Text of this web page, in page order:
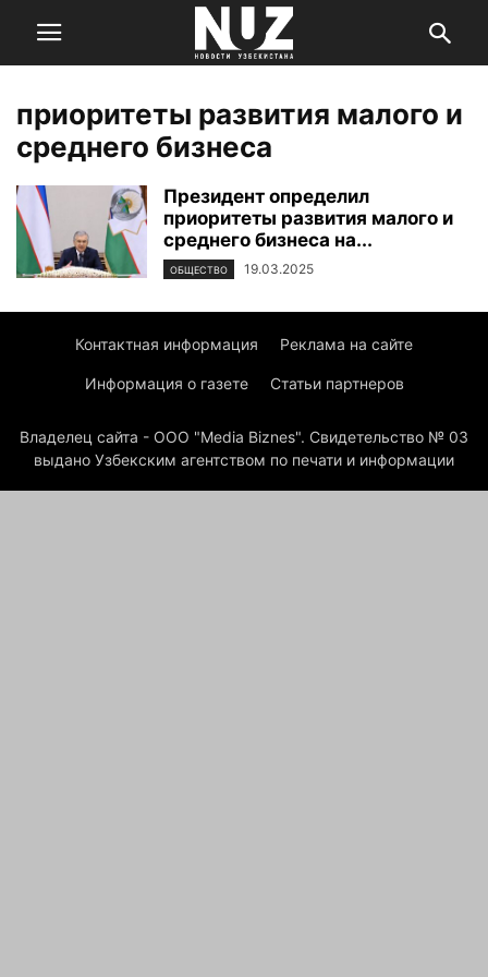
приоритеты развития малого и
среднего бизнеса
Президент определил
приоритеты развития малого и
среднего бизнеса на...
ОБЩЕСТВО 19.03.2025
Контактная информация Реклама на сайте
Информация о газете Статьи партнеров
Владелец сайта - ООО "Media Biznes". Свидетельство № 03
выдано Узбекским агентством по печати и информации